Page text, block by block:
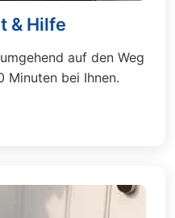
& Hilfe
auf den Weg
Minuten bei Ihnen.